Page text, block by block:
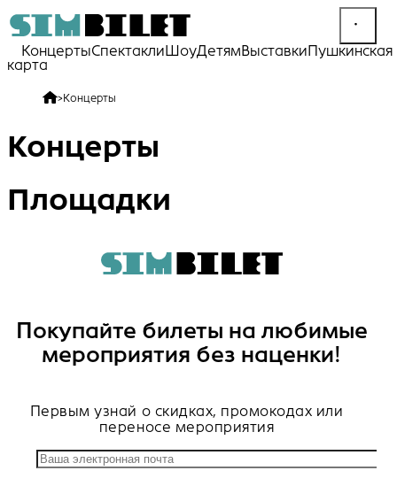
КонцертыСпектакли ШоуДетямВыставкиПушкинская
карта
>Концерты
Концерты
Площадки
Покупайте билеты на любимые
мероприятия без наценки!
Первым узнай о скидках, промокодах или
переносе мероприятия